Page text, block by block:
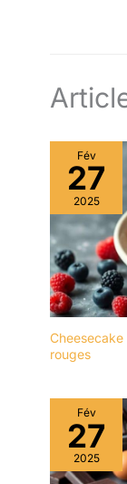
Fév
27
2025
rouges
Fév
27
2025